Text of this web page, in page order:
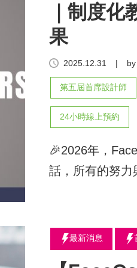
｜制度
果
2025.12.31 |
第五屆首席設計師
24小時線上預約
🎉2026年，
話，所有的努力
最新消息